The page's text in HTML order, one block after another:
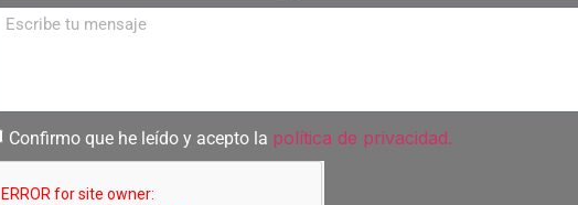
Confirmo que he leído y acepto la política de privacidad.